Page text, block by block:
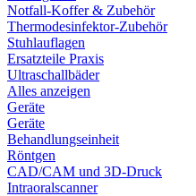
Notfall-Koffer & Zubehör
Thermodesinfektor-Zubehör
Stuhlauflagen
Ersatzteile Praxis
Ultraschallbäder
Alles anzeigen
Geräte
Geräte
Behandlungseinheit
Röntgen
CAD/CAM und 3D-Druck
Intraoralscanner